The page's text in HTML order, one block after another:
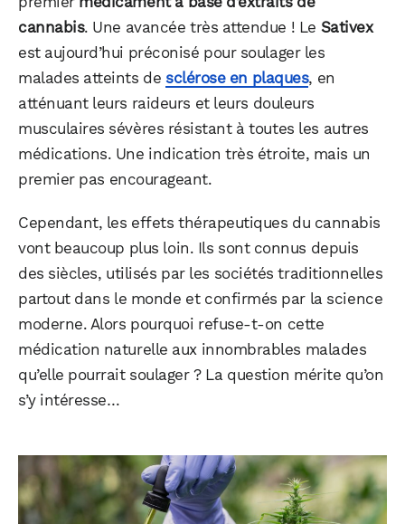
cannabis. Une avancée très attendue ! Le Sativex
est aujourd’hui préconisé pour soulager les
malades atteints de sclérose en plaques, en
atténuant leurs raideurs et leurs douleurs
musculaires sévères résistant à toutes les autres
médications. Une indication très étroite, mais un
premier pas encourageant.
Cependant, les effets thérapeutiques du cannabis
vont beaucoup plus loin. Ils sont connus depuis
des siècles, utilisés par les sociétés traditionnelles
partout dans le monde et confirmés par la science
moderne. Alors pourquoi refuse-t-on cette
médication naturelle aux innombrables malades
qu’elle pourrait soulager ? La question mérite qu’on
s’y intéresse…